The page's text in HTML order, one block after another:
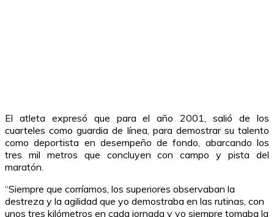
El atleta expresó que para el año 2001, salió de los
cuarteles como guardia de línea, para demostrar su talento
como deportista en desempeño de fondo, abarcando los
tres mil metros que concluyen con campo y pista del
maratón.
“Siempre que corríamos, los superiores observaban la
destreza y la agilidad que yo demostraba en las rutinas, con
unos tres kilómetros en cada jornada y yo siempre tomaba la